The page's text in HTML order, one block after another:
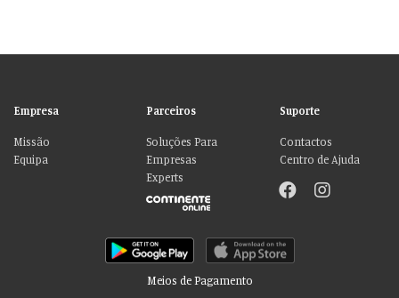
Empresa
Missão
Equipa
Parceiros
Soluções Para
Empresas
Experts
Suporte
Contactos
Centro de Ajuda
Meios de Pagamento